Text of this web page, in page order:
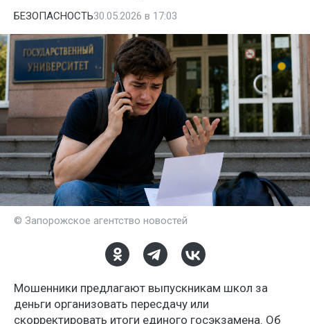
БЕЗОПАСНОСТЬ30.05.2026 в 17:03
© Запорожское агентство новостей
Мошенники предлагают выпускникам школ за
деньги организовать пересдачу или
скорректировать итоги единого госэкзамена. Об